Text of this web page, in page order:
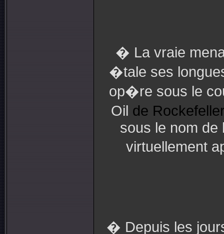
� La vraie
�tale ses
op�re sous le
Oil de
sous le nom de
virtuellement
� Depuis les